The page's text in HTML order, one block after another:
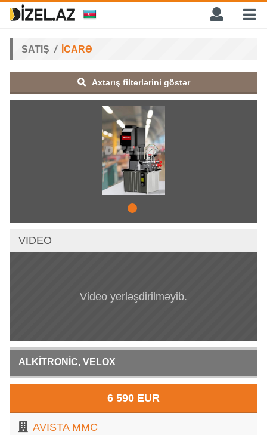
SATIŞ İCARƏ
Axtarış filterlərini göstər
VIDEO
Video yerləşdirilməyib.
ALKİTRONİC, VELOX
6 590 EUR
AVISTA MMC